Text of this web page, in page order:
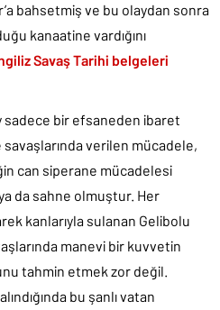
bahsetmiş ve bu olaydan sonra
kanaatine vardığını
Savaş Tarihi belgeleri
bir efsaneden ibaret
verilen mücadele,
can siperane mücadelesi
da sahne olmuştur. Her
kanlarıyla sulanan Gelibolu
manevi bir kuvvetin
tahmin etmek zor değil.
bu şanlı vatan